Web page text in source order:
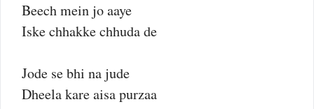
Beech mein jo aaye
Iske chhakke chhuda de
Jode se bhi na jude
Dheela kare aisa purzaa